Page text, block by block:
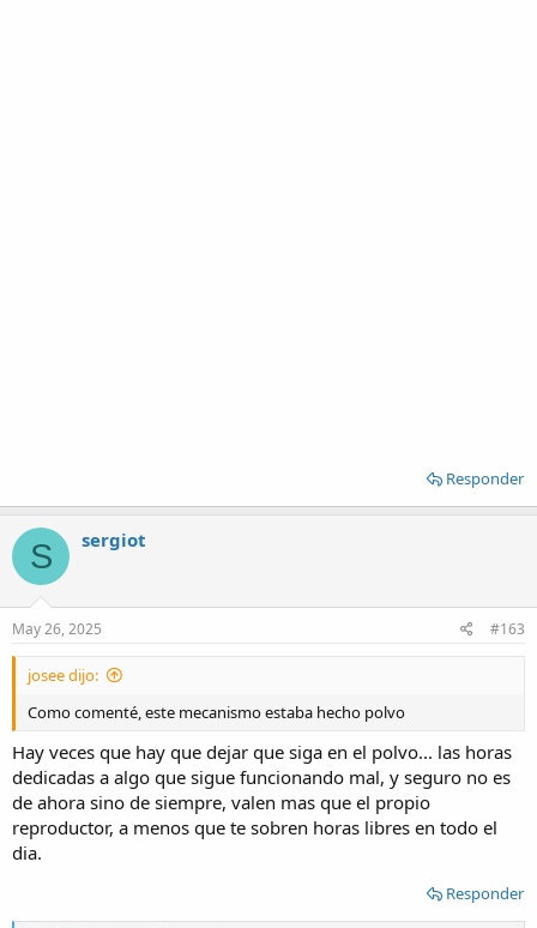
Responder
S sergiot
May 26, 2025 #163
josee dijo:
Como comenté, este mecanismo estaba hecho polvo
Hay veces que hay que dejar que siga en el polvo... las horas
dedicadas a algo que sigue funcionando mal, y seguro no es
de ahora sino de siempre, valen mas que el propio
reproductor, a menos que te sobren horas libres en todo el
dia.
Responder